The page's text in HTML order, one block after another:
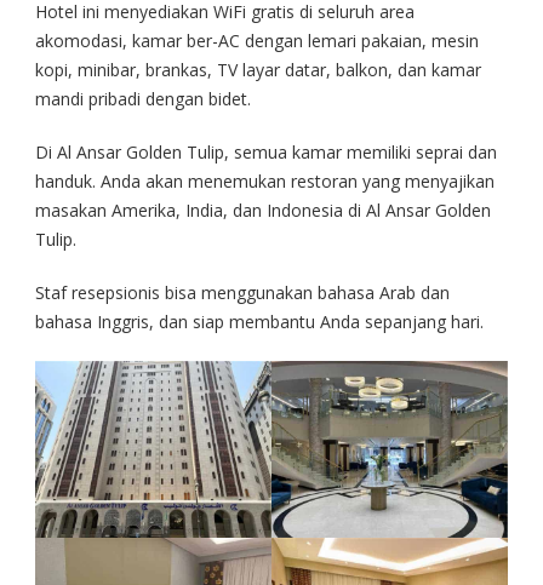
Hotel ini menyediakan WiFi gratis di seluruh area
akomodasi, kamar ber-AC dengan lemari pakaian, mesin
kopi, minibar, brankas, TV layar datar, balkon, dan kamar
mandi pribadi dengan bidet.
Di Al Ansar Golden Tulip, semua kamar memiliki seprai dan
handuk. Anda akan menemukan restoran yang menyajikan
masakan Amerika, India, dan Indonesia di Al Ansar Golden
Tulip.
Staf resepsionis bisa menggunakan bahasa Arab dan
bahasa Inggris, dan siap membantu Anda sepanjang hari.